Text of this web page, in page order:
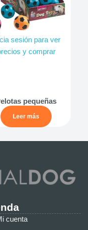
sesión para ver
y comprar
pequeñas
Leer más
cuenta